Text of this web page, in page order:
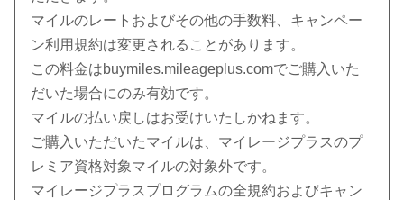
マイルのレートおよびその他の手数料、キャンペー
ン利用規約は変更されることがあります。
この料金はbuymiles.mileageplus.comでご購入いた
だいた場合にのみ有効です。
マイルの払い戻しはお受けいたしかねます。
ご購入いただいたマイルは、マイレージプラスのプ
レミア資格対象マイルの対象外です。
マイレージプラスプログラムの全規約およびキャン